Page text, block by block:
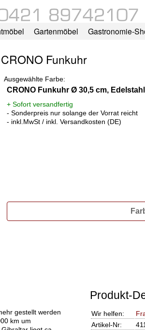
Gartenmöbel Gastronomie-
CRONO Funkuhr
Ausgewählte Farbe:
CRONO Funkuhr Ø 30,5 cm,
+ Sofort versandfertig
- Sonderpreis nur solange der Vorrat reicht
- inkl.MwSt / inkl. Versandkosten (DE)
gestellt werden
km um
Produkt-
Wir helfen:
Artikel-Nr: